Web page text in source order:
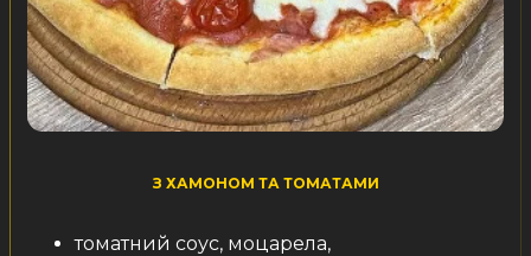
З ХАМОНОМ ТА ТОМАТАМИ
томатний соус, моцарела,